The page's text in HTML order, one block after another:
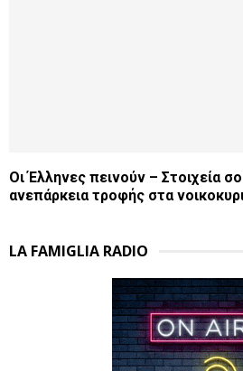
Οι Έλληνες πεινούν – Στοιχεία
ανεπάρκεια τροφής στα
LA FAMIGLIA RADIO